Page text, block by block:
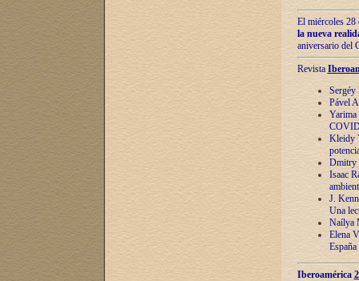
El miércoles 28
la nueva
aniversario del
Revista
Sergéy
Pável
Yarima
Kleidy
Dmitry
Isaac
J.
Una
Naílya
Elena
España
Iberoamérica